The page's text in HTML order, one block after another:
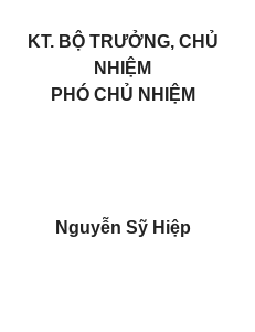
KT. BỘ TRƯỞNG, CHỦ
NHIỆM
PHÓ CHỦ NHIỆM
Nguyễn Sỹ Hiệp